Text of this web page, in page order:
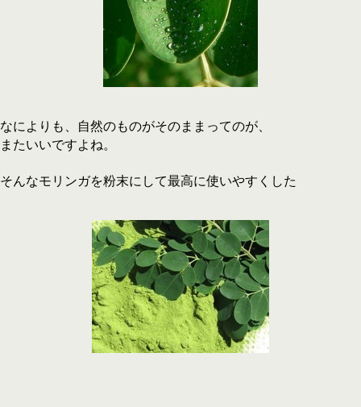
なによりも、自然のものがそのままってのが、
またいいですよね。
そんなモリンガを粉末にして最高に使いやすくした